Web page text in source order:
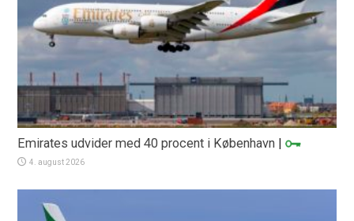
Emirates udvider med 40 procent i København |
4. august 2026